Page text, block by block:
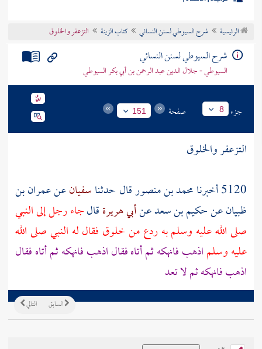
موضوعي
تراجم الأعلام
الرئيسية شرح السيوطي لسنن النسائي كتاب الزينة التزعفر والخلوق
شرح السيوطي لسنن النسائي
السيوطي - جلال الدين عبد الرحمن بن أبي بكر السيوطي
جزء 8 صفحة 151
التزعفر والخلوق
5120 أخبرنا
محمد بن منصورقال حدثناسفيانعنعمران بن
ظبيانعنحكيم بن سعدعنأبي هريرةقالجاء رجل إلى النبي
صلى الله عليه وسلم به ردع من خلوق فقال له النبي صلى الله
عليه وسلماذهب فانهكه ثم أتاه فقال اذهب فانهكه ثم أتاه فقال
اذهب فانهكه ثم لا تعد
التالي السابق